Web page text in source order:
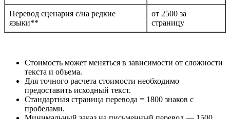
Перевод сценария с/на редкие
языки**
от 2500 за
страницу
Стоимость может меняться в зависимости от сложности
текста и объема.
Для точного расчета стоимости необходимо
предоставить исходный текст.
Стандартная страница перевода = 1800 знаков с
пробелами.